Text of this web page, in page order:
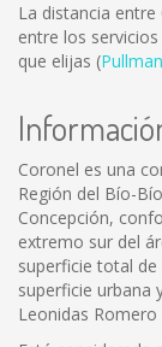
La distancia entre
entre los
que elijas (Pullman
Coronel es una
Región del Bío-
Concepción,
extremo sur del
superficie total de
superficie urbana
Leonidas Romero